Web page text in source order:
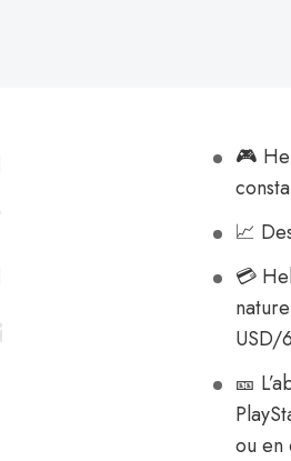
🎮
📈
💳
USD/
🎫
ou en